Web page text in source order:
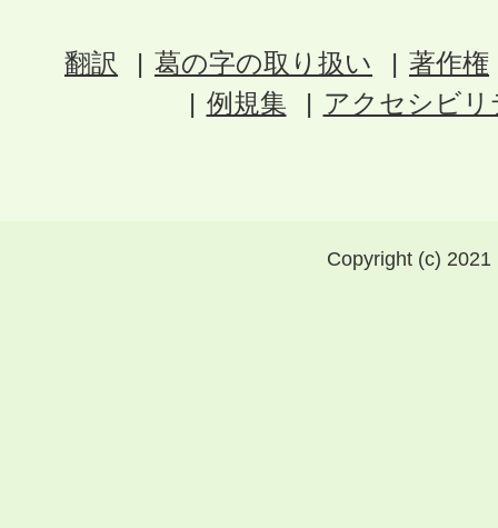
翻訳 葛の字の取り扱い
著作権
例規集
アクセシビ
Copyright (c)